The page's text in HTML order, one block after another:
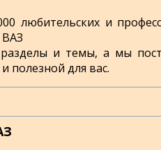
любительских и
и темы, а мы
полезной для вас.